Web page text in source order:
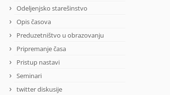
Odeljenjsko starešinstvo
Opis časova
Preduzetništvo u obrazovanju
Pripremanje časa
Pristup nastavi
Seminari
twitter diskusije